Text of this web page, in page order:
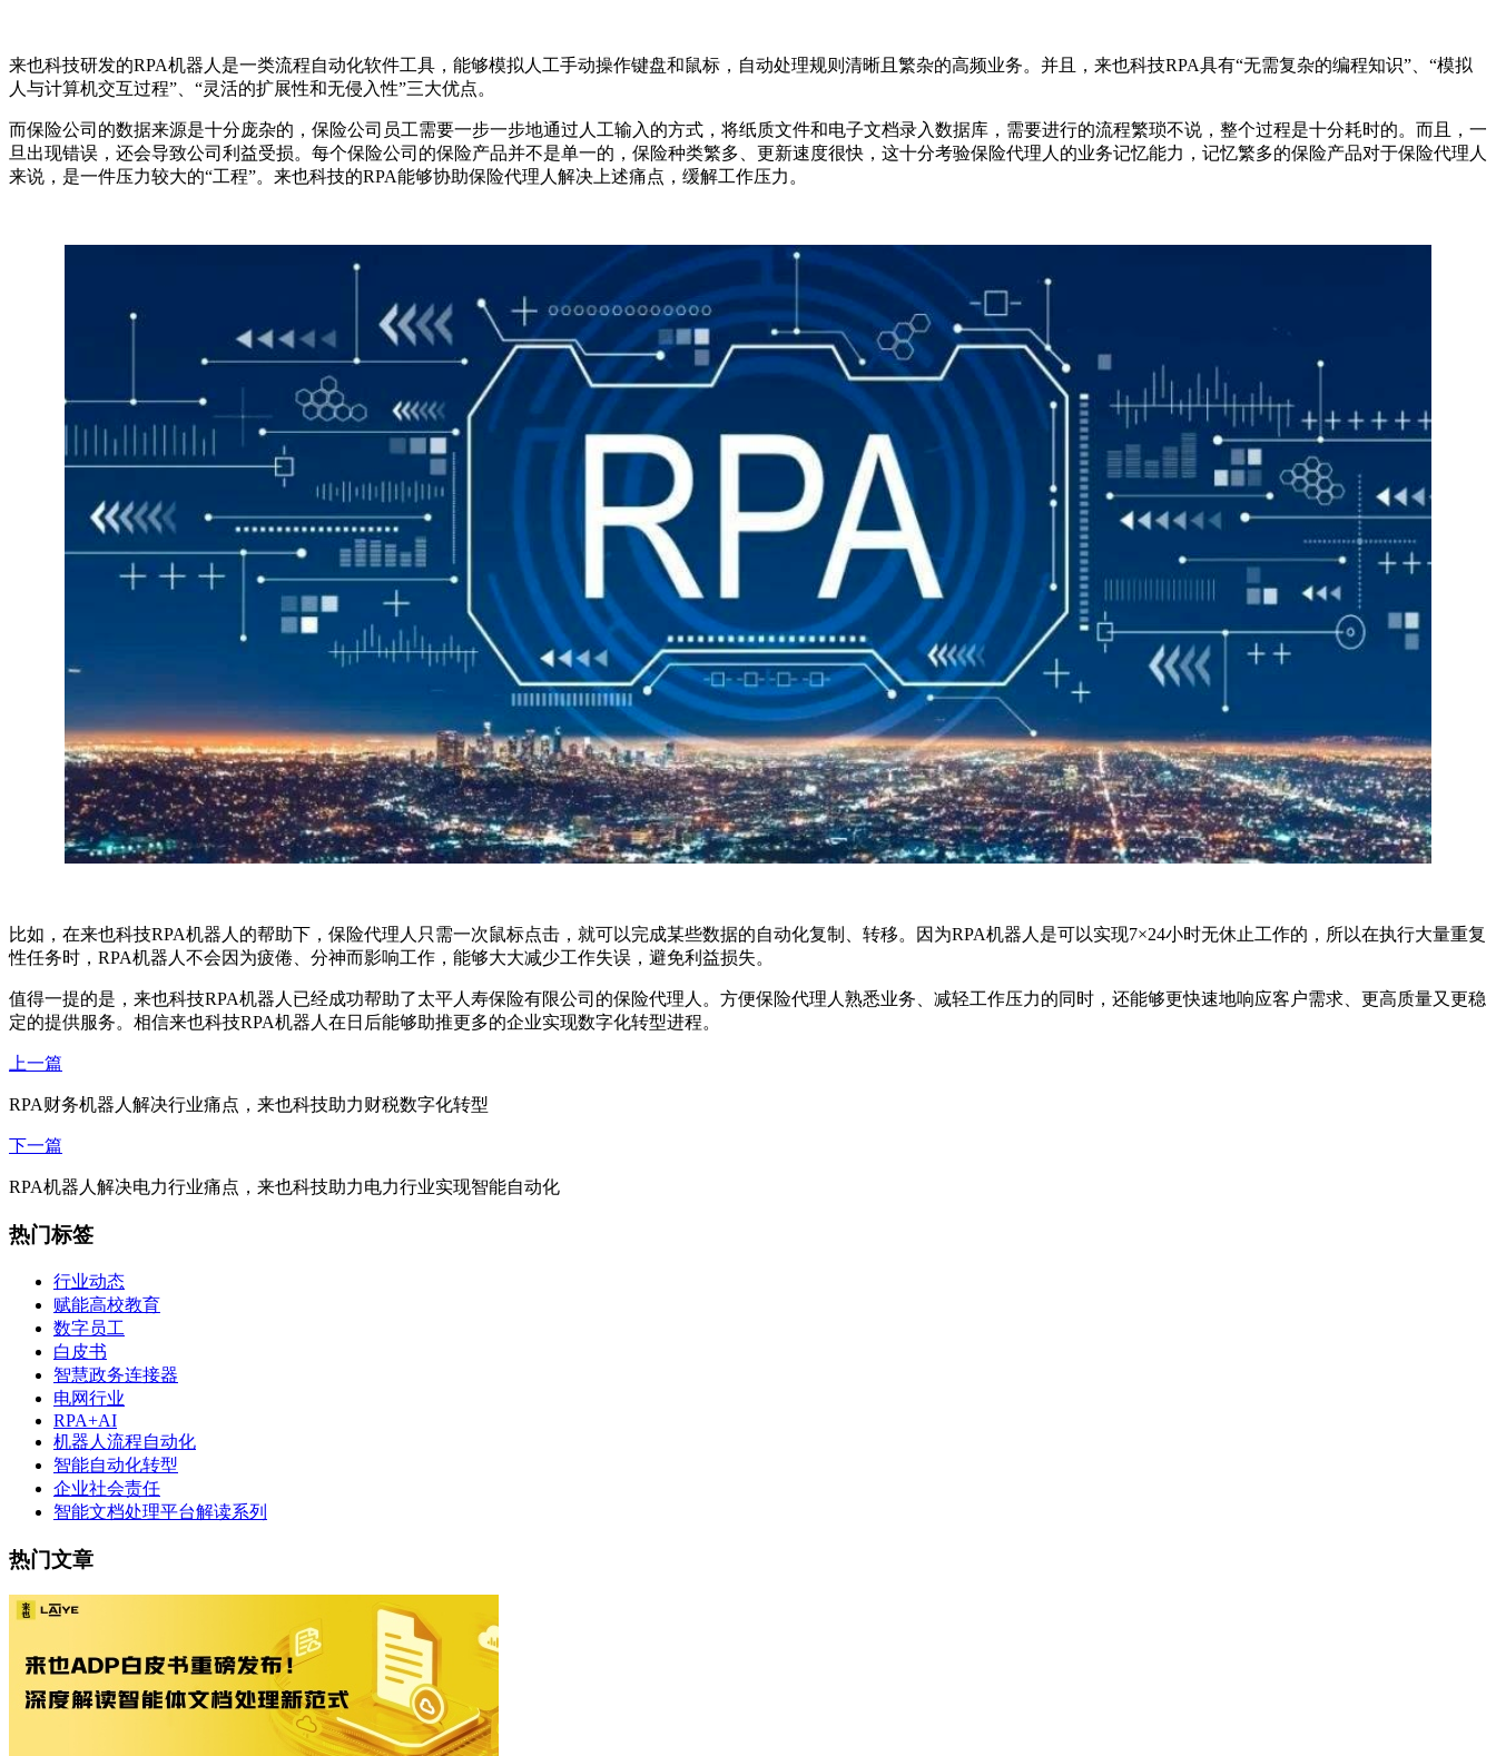
来也科技研发的RPA机器人是一类流程自动化软件工具，能够模拟人工手动操作键盘和鼠标，自动处理规则清晰且繁杂的高频业务。并且，来也科技RPA具有“无需复杂的编程知识”、“模拟
人与计算机交互过程”、“灵活的扩展性和无侵入性”三大优点。
而保险公司的数据来源是十分庞杂的，保险公司员工需要一步一步地通过人工输入的方式，将纸质文件和电子文档录入数据库，需要进行的流程繁琐不说，整个过程是十分耗时的。而且，一
旦出现错误，还会导致公司利益受损。每个保险公司的保险产品并不是单一的，保险种类繁多、更新速度很快，这十分考验保险代理人的业务记忆能力，记忆繁多的保险产品对于保险代理人
来说，是一件压力较大的“工程”。来也科技的RPA能够协助保险代理人解决上述痛点，缓解工作压力。
比如，在来也科技RPA机器人的帮助下，保险代理人只需一次鼠标点击，就可以完成某些数据的自动化复制、转移。因为RPA机器人是可以实现7×24小时无休止工作的，所以在执行大量重复
性任务时，RPA机器人不会因为疲倦、分神而影响工作，能够大大减少工作失误，避免利益损失。
值得一提的是，来也科技RPA机器人已经成功帮助了太平人寿保险有限公司的保险代理人。方便保险代理人熟悉业务、减轻工作压力的同时，还能够更快速地响应客户需求、更高质量又更稳
定的提供服务。相信来也科技RPA机器人在日后能够助推更多的企业实现数字化转型进程。
上一篇
RPA财务机器人解决行业痛点，来也科技助力财税数字化转型
下一篇
RPA机器人解决电力行业痛点，来也科技助力电力行业实现智能自动化
热门标签
行业动态
赋能高校教育
数字员工
白皮书
智慧政务连接器
电网行业
RPA+AI
机器人流程自动化
智能自动化转型
企业社会责任
智能文档处理平台解读系列
热门文章